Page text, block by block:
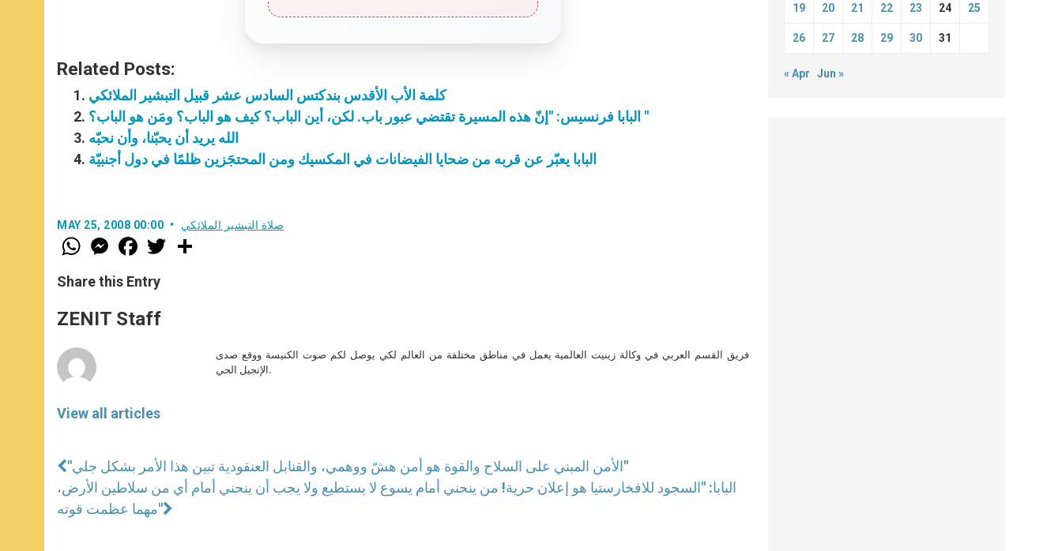
Related Posts:
كلمة الأب الأقدس بندكتس السادس عشر قبيل التبشير الملائكي
البابا فرنسيس: "إنّ هذه المسيرة تقتضي عبور باب. لكن، أين الباب؟ كيف هو الباب؟ ومَن هو الباب؟ "
الله يريد أن يحبّنا، وأن نحبّه
البابا يعبّر عن قربه من ضحايا الفيضانات في المكسيك ومن المحتجَزين ظلمًا في دول أجنبيّة
MAY 25, 2008 00:00 صلاة التبشير الملائكي
W
h
t
s
p
p
M
e
s
e
g
e
F
a
e
b
o
k
w
Share this Entry
ZENIT Staff
View all articles
فريق القسم العربي في وكالة زينيت العالمية يعمل في مناطق مختلفة من العالم لكي يوصل لكم صوت الكنيسة ووقع صدى
الإنجيل الحي.
"الأمن المبني على السلاح والقوة هو أمن هشّ ووهمي، والقنابل العنقودية تبين هذا الأمر بشكل جلي"
البابا: "السجود للافخارستيا هو إعلان حرية! من ينحني أمام يسوع لا يستطيع ولا يجب أن ينحني أمام أي من سلاطين الأرض،
مهما عظمت قوته"
19 20 21 22 23 24 25
26 27 28 29 30 31
« Apr Jun »